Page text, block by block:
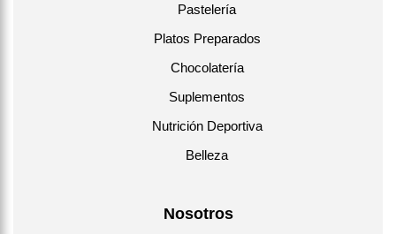
Pastelería
Platos Preparados
Chocolatería
Suplementos
Nutrición Deportiva
Belleza
Nosotros